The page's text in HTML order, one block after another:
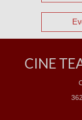
CINE